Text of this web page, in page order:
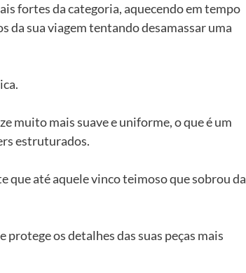
fortes da categoria, aquecendo em tempo
da sua viagem tentando desamassar uma
muito mais suave e uniforme, o que é um
estruturados.
que até aquele vinco teimoso que sobrou da
os detalhes das suas peças mais